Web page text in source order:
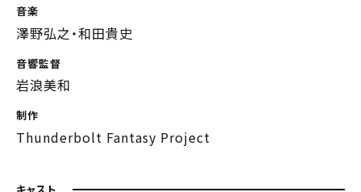
音楽
澤野弘之・和田貴史
音響監督
岩浪美和
制作
Thunderbolt Fantasy Project
キャスト